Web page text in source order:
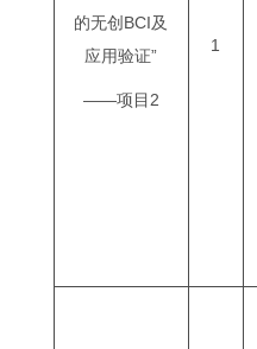
的无创BCI及
应用验证”
——项目2
1